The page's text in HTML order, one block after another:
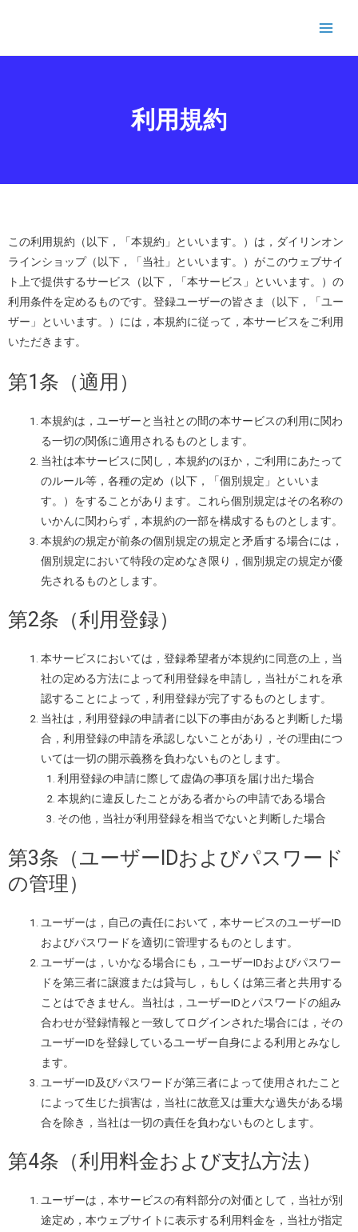
利用規約
この利用規約（以下，「本規約」といいます。）は，ダイリンオン
ラインショップ（以下，「当社」といいます。）がこのウェブサイ
ト上で提供するサービス（以下，「本サービス」といいます。）の
利用条件を定めるものです。登録ユーザーの皆さま（以下，「ユー
ザー」といいます。）には，本規約に従って，本サービスをご利用
いただきます。
第1条（適用）
本規約は，ユーザーと当社との間の本サービスの利用に関わ
る一切の関係に適用されるものとします。
当社は本サービスに関し，本規約のほか，ご利用にあたって
のルール等，各種の定め（以下，「個別規定」といいま
す。）をすることがあります。これら個別規定はその名称の
いかんに関わらず，本規約の一部を構成するものとします。
本規約の規定が前条の個別規定の規定と矛盾する場合には，
個別規定において特段の定めなき限り，個別規定の規定が優
先されるものとします。
第2条（利用登録）
本サービスにおいては，登録希望者が本規約に同意の上，当
社の定める方法によって利用登録を申請し，当社がこれを承
認することによって，利用登録が完了するものとします。
当社は，利用登録の申請者に以下の事由があると判断した場
合，利用登録の申請を承認しないことがあり，その理由につ
いては一切の開示義務を負わないものとします。
利用登録の申請に際して虚偽の事項を届け出た場合
本規約に違反したことがある者からの申請である場合
その他，当社が利用登録を相当でないと判断した場合
第3条（ユーザーIDおよびパスワード
の管理）
ユーザーは，自己の責任において，本サービスのユーザーID
およびパスワードを適切に管理するものとします。
ユーザーは，いかなる場合にも，ユーザーIDおよびパスワー
ドを第三者に譲渡または貸与し，もしくは第三者と共用する
ことはできません。当社は，ユーザーIDとパスワードの組み
合わせが登録情報と一致してログインされた場合には，その
ユーザーIDを登録しているユーザー自身による利用とみなし
ます。
ユーザーID及びパスワードが第三者によって使用されたこと
によって生じた損害は，当社に故意又は重大な過失がある場
合を除き，当社は一切の責任を負わないものとします。
第4条（利用料金および支払方法）
ユーザーは，本サービスの有料部分の対価として，当社が別
途定め，本ウェブサイトに表示する利用料金を，当社が指定